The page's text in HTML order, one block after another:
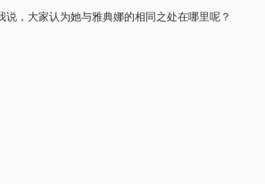
，大家认为她与雅典娜的相同之处在哪里呢？